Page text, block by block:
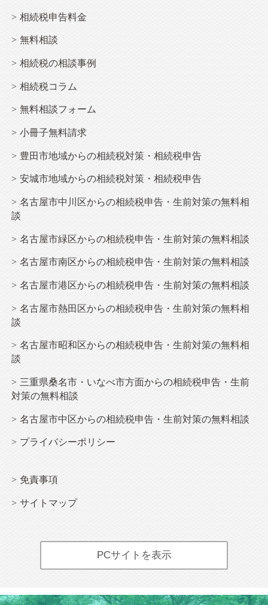
相続税申告料金
無料相談
相続税の相談事例
相続税コラム
無料相談フォーム
小冊子無料請求
豊田市地域からの相続税対策・相続税申告
安城市地域からの相続税対策・相続税申告
名古屋市中川区からの相続税申告・生前対策の無料相
談
名古屋市緑区からの相続税申告・生前対策の無料相談
名古屋市南区からの相続税申告・生前対策の無料相談
名古屋市港区からの相続税申告・生前対策の無料相談
名古屋市熱田区からの相続税申告・生前対策の無料相
談
名古屋市昭和区からの相続税申告・生前対策の無料相
談
三重県桑名市・いなべ市方面からの相続税申告・生前
対策の無料相談
名古屋市中区からの相続税申告・生前対策の無料相談
プライバシーポリシー
免責事項
サイトマップ
PCサイトを表示